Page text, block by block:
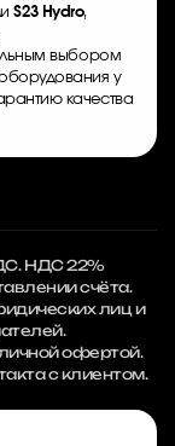
S23 Hydro,
выбором
у
качества
НДС 22%
счёта.
лиц и
офертой.
с клиентом.